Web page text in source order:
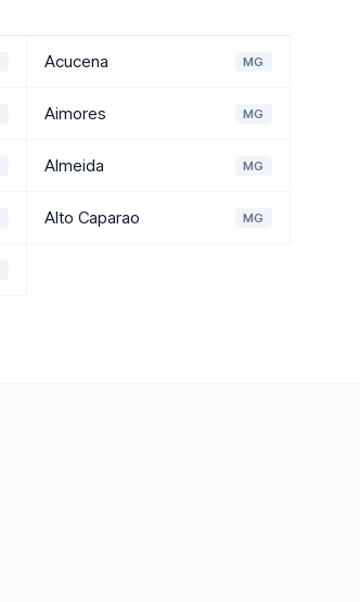
Acucena MG
Aimores MG
Almeida MG
Alto Caparao MG